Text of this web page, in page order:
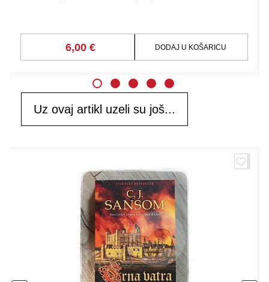
6,00 € DODAJ U KOŠARICU
Uz ovaj artikl uzeli su još...